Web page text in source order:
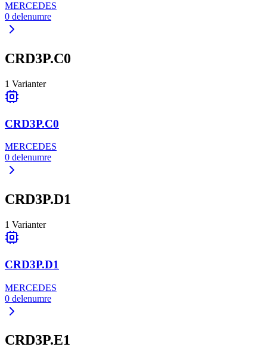
MERCEDES
0 delenumre
CRD3P.C0
1 Varianter
CRD3P.C0
MERCEDES
0 delenumre
CRD3P.D1
1 Varianter
CRD3P.D1
MERCEDES
0 delenumre
CRD3P.E1